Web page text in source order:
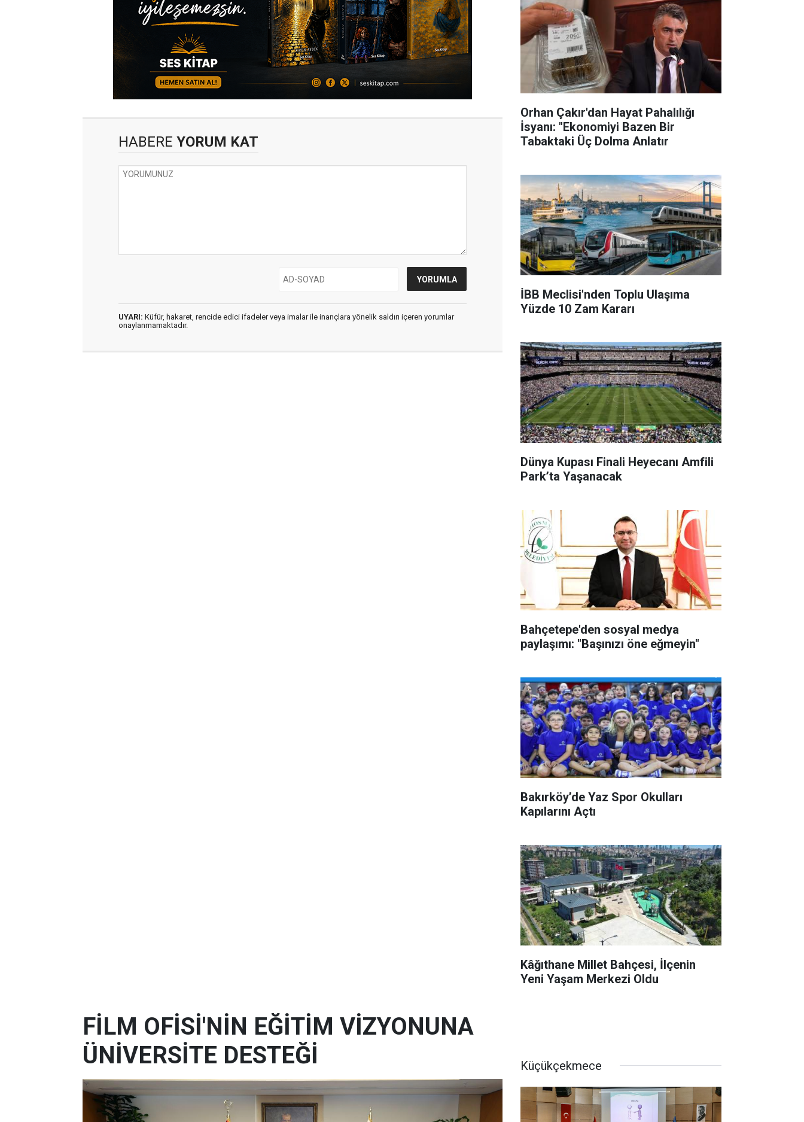
HABERE YORUM KAT
UYARI: Küfür, hakaret, rencide edici ifadeler veya imalar ile inançlara yönelik saldırı içeren yorumlar
onaylanmamaktadır.
Orhan Çakır'dan Hayat Pahalılığı
İsyanı: "Ekonomiyi Bazen Bir
Tabaktaki Üç Dolma Anlatır
İBB Meclisi'nden Toplu Ulaşıma
Yüzde 10 Zam Kararı
Dünya Kupası Finali Heyecanı Amfili
Park’ta Yaşanacak
Bahçetepe'den sosyal medya
paylaşımı: "Başınızı öne eğmeyin"
Bakırköy’de Yaz Spor Okulları
Kapılarını Açtı
Kâğıthane Millet Bahçesi, İlçenin
Yeni Yaşam Merkezi Oldu
FİLM OFİSİ'NİN EĞİTİM VİZYONUNA
ÜNİVERSİTE DESTEĞİ
Küçükçekmece